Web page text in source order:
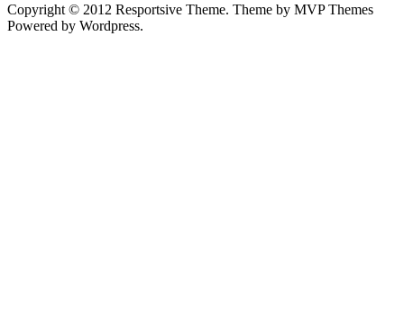
Copyright © 2012 Resportsive Theme. Theme by MVP Themes
Powered by Wordpress.